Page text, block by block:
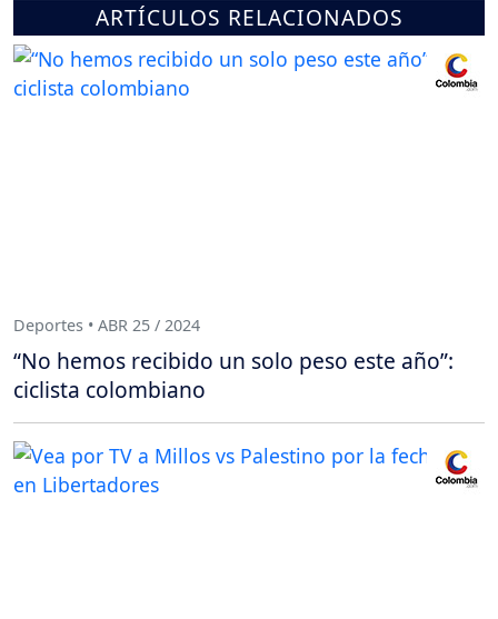
ARTÍCULOS RELACIONADOS
Deportes • ABR 25 / 2024
“No hemos recibido un solo peso este año”:
ciclista colombiano